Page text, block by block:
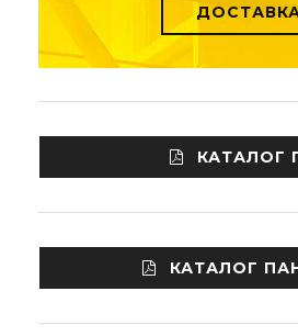
КАТАЛОГ
КАТАЛОГ